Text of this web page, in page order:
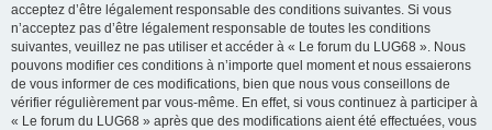
acceptez d’être légalement responsable des conditions suivantes. Si vous
n’acceptez pas d’être légalement responsable de toutes les conditions
suivantes, veuillez ne pas utiliser et accéder à « Le forum du LUG68 ». Nous
pouvons modifier ces conditions à n’importe quel moment et nous essaierons
de vous informer de ces modifications, bien que nous vous conseillons de
vérifier régulièrement par vous-même. En effet, si vous continuez à participer à
« Le forum du LUG68 » après que des modifications aient été effectuées, vous